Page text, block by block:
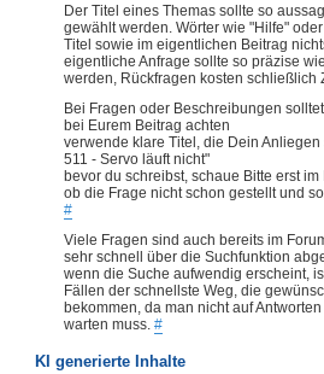
Der Titel eines Themas sollte so
gewählt werden. Wörter wie "Hilfe"
Titel sowie im eigentlichen Beitrag
eigentliche Anfrage sollte so präzise
werden, Rückfragen kosten schließlich
Bei Fragen oder Beschreibungen
bei Eurem Beitrag achten
verwende klare Titel, die Dein
511 - Servo läuft nicht"
bevor du schreibst, schaue Bitte erst
ob die Frage nicht schon gestellt und
#
Viele Fragen sind auch bereits im
sehr schnell über die Suchfunktion
wenn die Suche aufwendig erscheint,
Fällen der schnellste Weg, die
bekommen, da man nicht auf
warten muss. #
KI generierte Inhalte